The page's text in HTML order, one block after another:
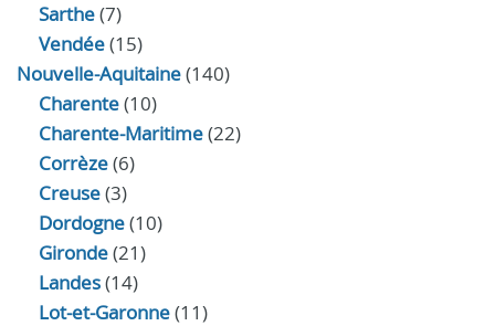
Sarthe(7)
Vendée(15)
Nouvelle-Aquitaine(140)
Charente(10)
Charente-Maritime(22)
Corrèze(6)
Creuse(3)
Dordogne(10)
Gironde(21)
Landes(14)
Lot-et-Garonne(11)